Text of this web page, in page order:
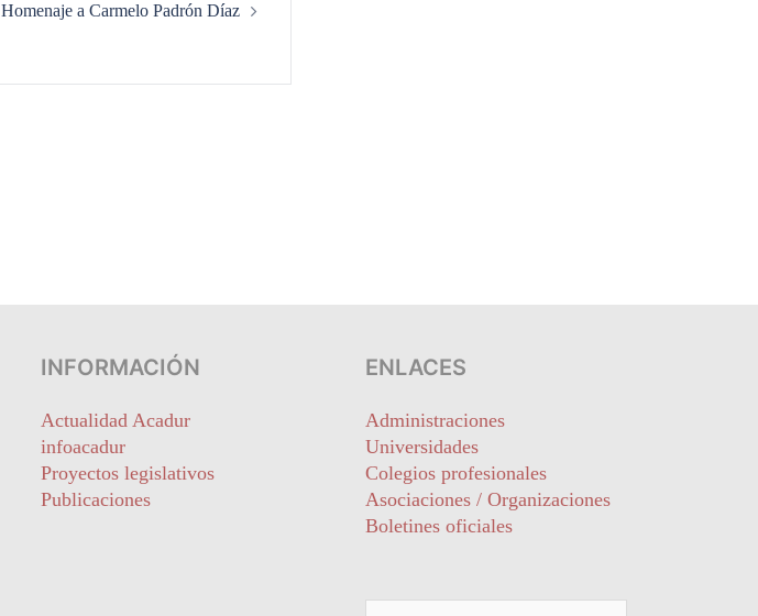
Homenaje a Carmelo Padrón Díaz
INFORMACIÓN
Actualidad Acadur
infoacadur
Proyectos legislativos
Publicaciones
ENLACES
Administraciones
Universidades
Colegios profesionales
Asociaciones / Organizaciones
Boletines oficiales